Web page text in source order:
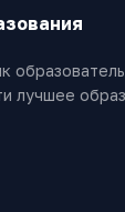
лучшее